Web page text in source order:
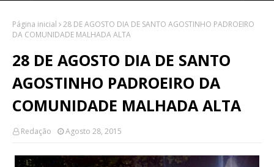
Página inicial
28 DE AGOSTO DIA DE SANTO AGOSTINHO PADROEIRO
DA COMUNIDADE MALHADA ALTA
28 DE AGOSTO DIA DE SANTO
AGOSTINHO PADROEIRO DA
COMUNIDADE MALHADA ALTA
Redação Agosto 28, 2015